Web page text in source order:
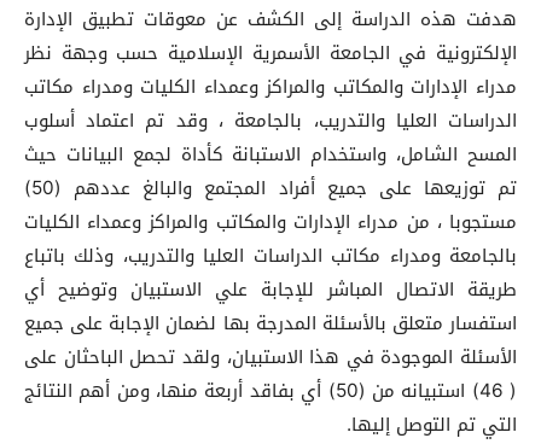
هدفت هذه الدراسة إلى الكشف عن معوقات تطبيق الإدارة
الإلكترونية في الجامعة الأسمرية الإسلامية حسب وجهة نظر
مدراء الإدارات والمكاتب والمراكز وعمداء الكليات ومدراء مكاتب
الدراسات العليا والتدريب، بالجامعة ، وقد تم اعتماد أسلوب
المسح الشامل، واستخدام الاستبانة كأداة لجمع البيانات حيث
تم توزيعها على جميع أفراد المجتمع والبالغ عددهم (50)
مستجوبا ، من مدراء الإدارات والمكاتب والمراكز وعمداء الكليات
بالجامعة ومدراء مكاتب الدراسات العليا والتدريب، وذلك باتباع
طريقة الاتصال المباشر للإجابة علي الاستبيان وتوضيح أي
استفسار متعلق بالأسئلة المدرجة بها لضمان الإجابة على جميع
الأسئلة الموجودة في هذا الاستبيان، ولقد تحصل الباحثان على
( 46) استبيانه من (50) أي بفاقد أربعة منها، ومن أهم النتائج
التي تم التوصل إليها.